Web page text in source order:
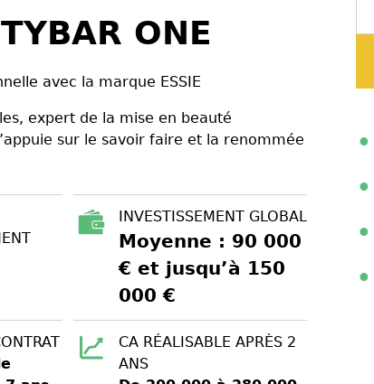
ONE
avec la marque ESSIE
expert de la mise en beauté
sur le savoir faire et la renommée
INVESTISSEMENT GLOBAL
Moyenne : 90 000
€ et jusqu’à 150
000 €
CA RÉALISABLE APRÈS 2
ANS